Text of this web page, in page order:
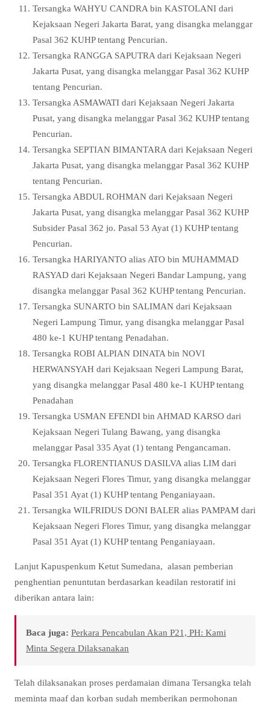
Tersangka WAHYU CANDRA bin KASTOLANI dari
Kejaksaan Negeri Jakarta Barat, yang disangka melanggar
Pasal 362 KUHP tentang Pencurian.
Tersangka RANGGA SAPUTRA dari Kejaksaan Negeri
Jakarta Pusat, yang disangka melanggar Pasal 362 KUHP
tentang Pencurian.
Tersangka ASMAWATI dari Kejaksaan Negeri Jakarta
Pusat, yang disangka melanggar Pasal 362 KUHP tentang
Pencurian.
Tersangka SEPTIAN BIMANTARA dari Kejaksaan Negeri
Jakarta Pusat, yang disangka melanggar Pasal 362 KUHP
tentang Pencurian.
Tersangka ABDUL ROHMAN dari Kejaksaan Negeri
Jakarta Pusat, yang disangka melanggar Pasal 362 KUHP
Subsider Pasal 362 jo. Pasal 53 Ayat (1) KUHP tentang
Pencurian.
Tersangka HARIYANTO alias ATO bin MUHAMMAD
RASYAD dari Kejaksaan Negeri Bandar Lampung, yang
disangka melanggar Pasal 362 KUHP tentang Pencurian.
Tersangka SUNARTO bin SALIMAN dari Kejaksaan
Negeri Lampung Timur, yang disangka melanggar Pasal
480 ke-1 KUHP tentang Penadahan.
Tersangka ROBI ALPIAN DINATA bin NOVI
HERWANSYAH dari Kejaksaan Negeri Lampung Barat,
yang disangka melanggar Pasal 480 ke-1 KUHP tentang
Penadahan
Tersangka USMAN EFENDI bin AHMAD KARSO dari
Kejaksaan Negeri Tulang Bawang, yang disangka
melanggar Pasal 335 Ayat (1) tentang Pengancaman.
Tersangka FLORENTIANUS DASILVA alias LIM dari
Kejaksaan Negeri Flores Timur, yang disangka melanggar
Pasal 351 Ayat (1) KUHP tentang Penganiayaan.
Tersangka WILFRIDUS DONI BALER alias PAMPAM dari
Kejaksaan Negeri Flores Timur, yang disangka melanggar
Pasal 351 Ayat (1) KUHP tentang Penganiayaan.
Lanjut Kapuspenkum Ketut Sumedana, alasan pemberian
penghentian penuntutan berdasarkan keadilan restoratif ini
diberikan antara lain:
Baca juga: Perkara Pencabulan Akan P21, PH: Kami
Minta Segera Dilaksanakan
Telah dilaksanakan proses perdamaian dimana Tersangka telah
meminta maaf dan korban sudah memberikan permohonan